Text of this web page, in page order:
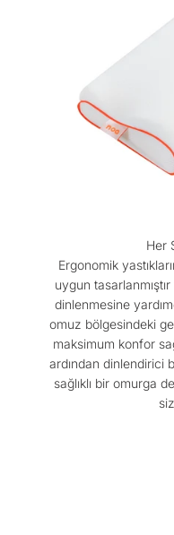
Her
Ergonomik
uygun
dinlenmesine
omuz bölgesindeki
maksimum konfor
ardından dinlendirici
sağlıklı bir omurga